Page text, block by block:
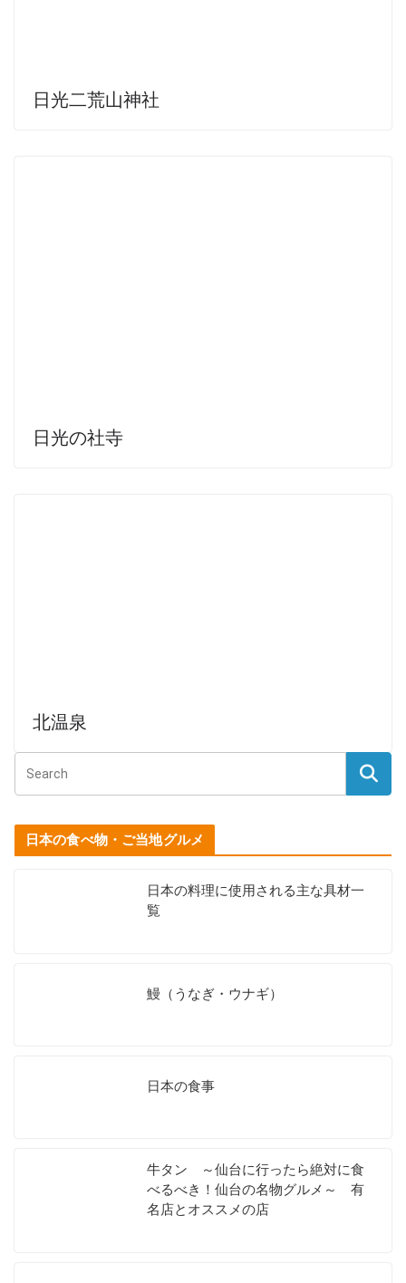
日光二荒山神社
日光の社寺
北温泉
日本の食べ物・ご当地グルメ
日本の料理に使用される主な具材一
覧
鰻（うなぎ・ウナギ）
日本の食事
牛タン ～仙台に行ったら絶対に食
べるべき！仙台の名物グルメ～ 有
名店とオススメの店